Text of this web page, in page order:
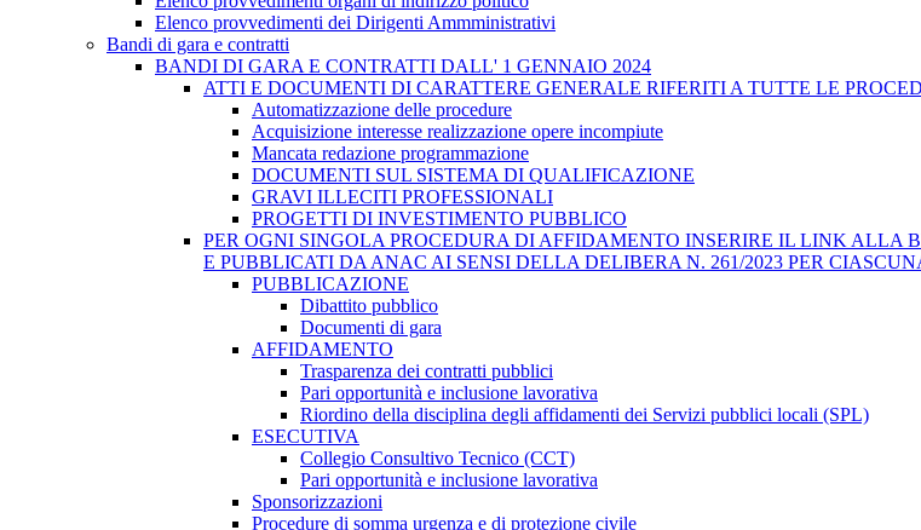
Elenco provvedimenti dei Dirigenti Ammministrativi
Bandi di gara e contratti
BANDI DI GARA E CONTRATTI DALL' 1 GENNAIO 2024
ATTI E DOCUMENTI DI CARATTERE GENERALE RIFERITI A TUTTE LE
Automatizzazione delle procedure
Acquisizione interesse realizzazione opere incompiute
Mancata redazione programmazione
DOCUMENTI SUL SISTEMA DI QUALIFICAZIONE
GRAVI ILLECITI PROFESSIONALI
PROGETTI DI INVESTIMENTO PUBBLICO
PER OGNI SINGOLA PROCEDURA DI AFFIDAMENTO INSERIRE IL LINK
E PUBBLICATI DA ANAC AI SENSI DELLA DELIBERA N. 261/2023 PER
PUBBLICAZIONE
Dibattito pubblico
Documenti di gara
AFFIDAMENTO
Trasparenza dei contratti pubblici
Pari opportunità e inclusione lavorativa
Riordino della disciplina degli affidamenti dei Servizi pubblici locali (SPL)
ESECUTIVA
Collegio Consultivo Tecnico (CCT)
Pari opportunità e inclusione lavorativa
Sponsorizzazioni
Procedure di somma urgenza e di protezione civile